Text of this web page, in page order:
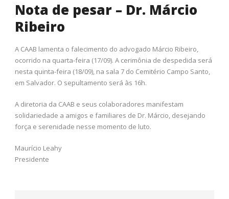
Nota de pesar – Dr. Márcio
Ribeiro
A CAAB lamenta o falecimento do advogado Márcio Ribeiro,
ocorrido na quarta-feira (17/09). A cerimônia de despedida será
nesta quinta-feira (18/09), na sala 7 do Cemitério Campo Santo,
em Salvador. O sepultamento será às 16h.
A diretoria da CAAB e seus colaboradores manifestam
solidariedade a amigos e familiares de Dr. Márcio, desejando
força e serenidade nesse momento de luto.
Maurício Leahy
Presidente